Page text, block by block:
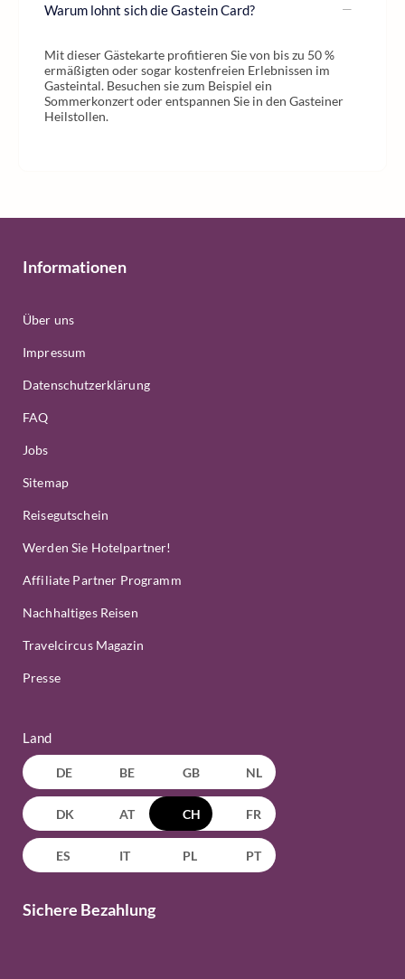
Warum lohnt sich die Gastein Card?
Mit dieser Gästekarte profitieren Sie von bis zu 50 %
ermäßigten oder sogar kostenfreien Erlebnissen im
Gasteintal. Besuchen sie zum Beispiel ein
Sommerkonzert oder entspannen Sie in den Gasteiner
Heilstollen.
Informationen
Über uns
Impressum
Datenschutzerklärung
FAQ
Jobs
Sitemap
Reisegutschein
Werden Sie Hotelpartner!
Affiliate Partner Programm
Nachhaltiges Reisen
Travelcircus Magazin
Presse
Land
DE BE GB NL
DK AT CH FR
ES IT PL PT
Sichere Bezahlung